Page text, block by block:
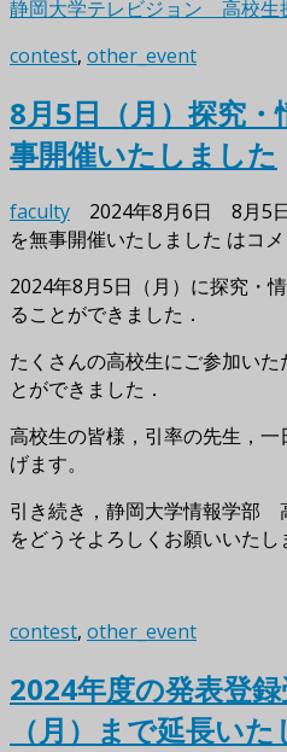
静岡大学テレビジョン 高校生
contest, other_event
8月5日（月）探究
事開催いたしました
faculty 2024年8月6日
8月5
を無事開催いたしました はコ
2024年8月5日（月）に探究・
ることができました．
たくさんの高校生にご参加いた
とができました．
高校生の皆様，引率の先生，
げます。
引き続き，静岡大学情報学部
をどうそよろしくお願いいたし
contest, other_event
2024年度の発表登
（月）まで延長い